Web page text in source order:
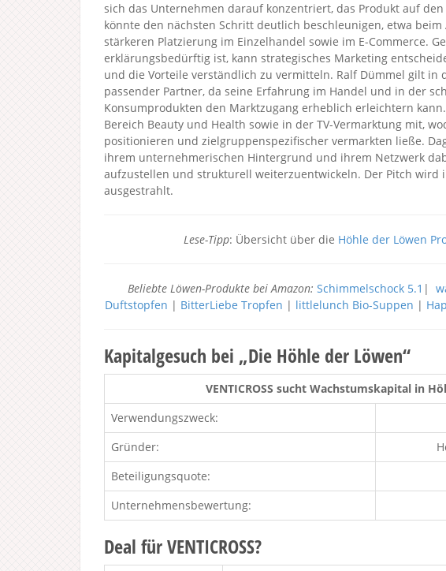
sich das Unternehmen darauf konzentriert, das Produkt auf
könnte den nächsten Schritt deutlich beschleunigen, etwa
stärkeren Platzierung im Einzelhandel sowie im E-Commerce.
erklärungsbedürftig ist, kann strategisches Marketing
und die Vorteile verständlich zu vermitteln. Ralf Dümmel gilt in
passender Partner, da seine Erfahrung im Handel und in der
Konsumprodukten den Marktzugang erheblich erleichtern
Bereich Beauty und Health sowie in der TV-Vermarktung mit,
positionieren und zielgruppenspezifischer vermarkten ließe.
ihrem unternehmerischen Hintergrund und ihrem Netzwerk
aufzustellen und strukturell weiterzuentwickeln. Der Pitch wird
ausgestrahlt.
Lese-Tipp: Übersicht über die Höhle der Löwen
Beliebte Löwen-Produkte bei Amazon: Schimmelschock 5.1 |
Duftstopfen | BitterLiebe Tropfen | littlelunch Bio-Suppen |
Kapitalgesuch bei „Die Höhle der Löwen“
VENTICROSS sucht Wachstumskapital in
Verwendungszweck:
Gründer:
Beteiligungsquote:
Unternehmensbewertung:
Deal für VENTICROSS?